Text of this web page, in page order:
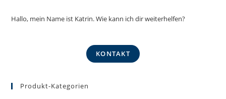
Hallo, mein Name ist Katrin. Wie kann ich dir weiterhelfen?
KONTAKT
Produkt-Kategorien